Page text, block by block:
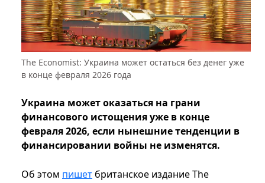
The Economist: Украина может остаться без денег уже
в конце февраля 2026 года
Украина может оказаться на грани
финансового истощения уже в конце
февраля 2026, если нынешние тенденции в
финансировании войны не изменятся.
Об этом пишет британское издание The